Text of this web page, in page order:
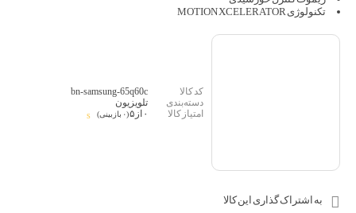
تکنولوژی MOTION XCELERATOR
bn-samsung-65q60c
تلویزیون
۰ از ۵
(۰ بازبینی)
به اشتراک گذاری این کالا